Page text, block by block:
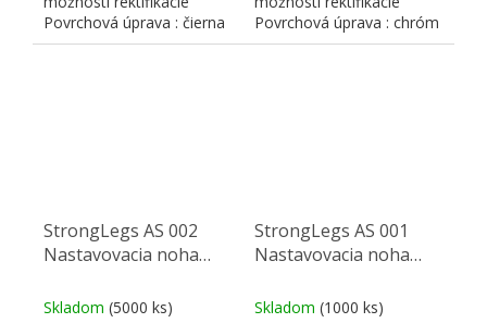
Povrchová úprava : čierna
matná
Povrchová úprava : chróm
lesklý
StrongLegs AS 002
Nastavovacia noha
skrutky)
Skladom (5000 ks)
StrongLegs AS 001
Nastavovacia noha
skrutky)
Skladom (1000 ks)